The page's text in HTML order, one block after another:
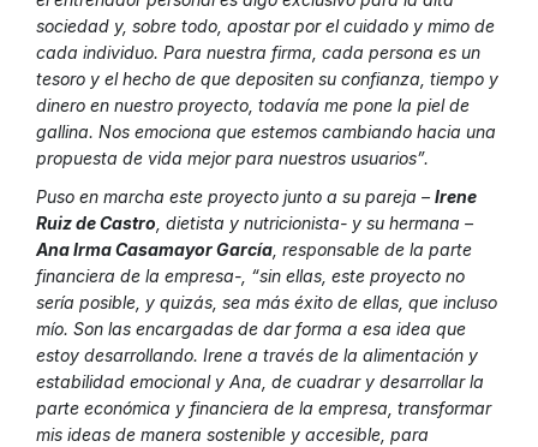
sociedad y, sobre todo, apostar por el cuidado y mimo de
cada individuo. Para nuestra firma, cada persona es un
tesoro y el hecho de que depositen su confianza, tiempo y
dinero en nuestro proyecto, todavía me pone la piel de
gallina. Nos emociona que estemos cambiando hacia una
propuesta de vida mejor para nuestros usuarios”.
Puso en marcha este proyecto junto a su pareja – Irene
Ruiz de Castro , dietista y nutricionista- y su hermana –
Ana Irma Casamayor García , responsable de la parte
financiera de la empresa-, “sin ellas, este proyecto no
sería posible, y quizás, sea más éxito de ellas, que incluso
mío. Son las encargadas de dar forma a esa idea que
estoy desarrollando. Irene a través de la alimentación y
estabilidad emocional y Ana, de cuadrar y desarrollar la
parte económica y financiera de la empresa, transformar
mis ideas de manera sostenible y accesible, para